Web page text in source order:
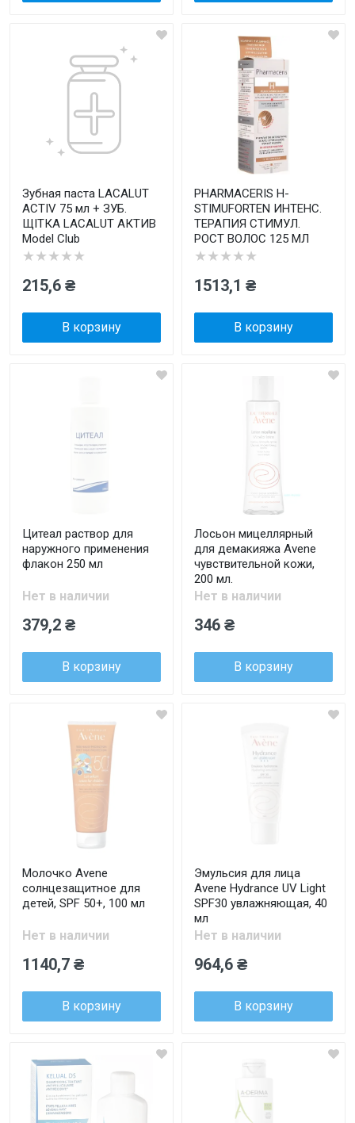
Зубная паста LACALUT
ACTIV 75 мл + ЗУБ.
ЩІТКА LACALUT АКТИВ
Model Club
★★★★★
215,6 ₴
В корзину
PHARMACERIS Н-
STIMUFORTEN ИНТЕНС.
ТЕРАПИЯ СТИМУЛ.
РОСТ ВОЛОС 125 МЛ
★★★★★
1513,1 ₴
В корзину
Цитеал раствор для
наружного применения
флакон 250 мл
Нет в наличии
379,2 ₴
В корзину
Лосьон мицеллярный
для демакияжа Avene
чувствительной кожи,
200 мл.
Нет в наличии
346 ₴
В корзину
Молочко Avene
cолнцезащитное для
детей, SPF 50+, 100 мл
Нет в наличии
1140,7 ₴
В корзину
Эмульсия для лица
Avene Hydrance UV Light
SPF30 увлажняющая, 40
мл
Нет в наличии
964,6 ₴
В корзину